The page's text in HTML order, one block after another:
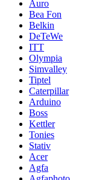
Auro
Bea Fon
Belkin
DeTeWe
ITT
Olympia
Simvalley
Tiptel
Caterpillar
Arduino
Boss
Kettler
Tonies
Stativ
Acer
Agfa